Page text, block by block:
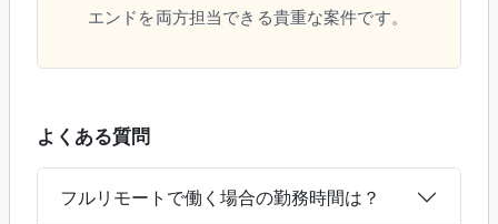
エンドを両方担当できる貴重な案件です。
よくある質問
フルリモートで働く場合の勤務時間は？